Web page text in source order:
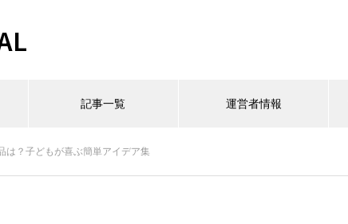
記事一覧 運営者情報
は？子どもが喜ぶ簡単アイデア集